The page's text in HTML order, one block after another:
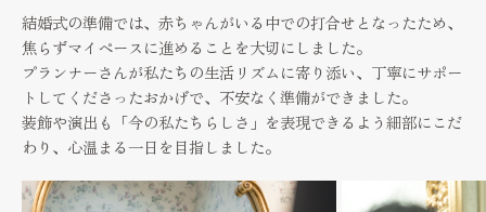
ウェディングレポート
Wedding Report
口コミランキング
Ranking
アクセス
Access
結婚式の準備では、赤ちゃんがいる中での打合せとなったため、
焦らずマイペースに進めることを大切にしました。
プランナーさんが私たちの生活リズムに寄り添い、丁寧にサポー
トしてくださったおかげで、不安なく準備ができました。
装飾や演出も「今の私たちらしさ」を表現できるよう細部にこだ
わり、心温まる一日を目指しました。